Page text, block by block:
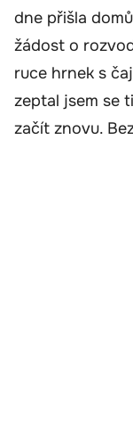
dne přišla
žádost o
ruce hrnek s
zeptal jsem se
začít znovu.